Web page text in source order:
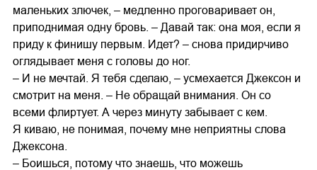
маленьких злючек, – медленно проговаривает он,
приподнимая одну бровь. – Давай так: она моя, если я
приду к финишу первым. Идет? – снова придирчиво
оглядывает меня с головы до ног.
– И не мечтай. Я тебя сделаю, – усмехается Джексон и
смотрит на меня. – Не обращай внимания. Он со
всеми флиртует. А через минуту забывает с кем.
Я киваю, не понимая, почему мне неприятны слова
Джексона.
– Боишься, потому что знаешь, что можешь